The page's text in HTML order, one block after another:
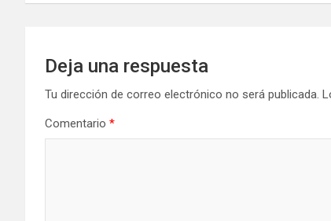
Deja una respuesta
Tu dirección de correo electrónico no será publicada.
Comentario *